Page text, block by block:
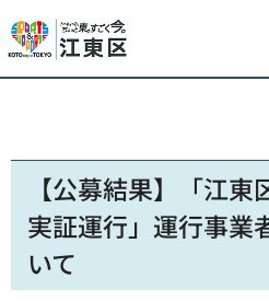
【公募結果】「江
実証運行」運行事業
いて